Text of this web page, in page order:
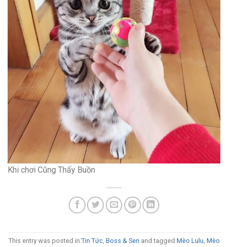
Khi chơi Cũng Thấy Buồn
This entry was posted in Tin Tức, Boss & Sen and tagged Mèo Lulu, Mèo